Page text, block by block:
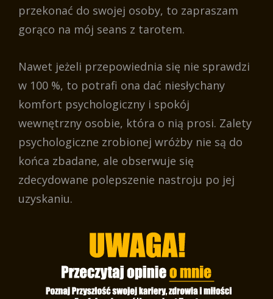
przekonać do swojej osoby, to zapraszam
gorąco na mój seans z tarotem.
Nawet jeżeli przepowiednia się nie sprawdzi
w 100 %, to potrafi ona dać niesłychany
komfort psychologiczny i spokój
wewnętrzny osobie, która o nią prosi. Zalety
psychologiczne zrobionej wróżby nie są do
końca zbadane, ale obserwuje się
zdecydowane polepszenie nastroju po jej
uzyskaniu.